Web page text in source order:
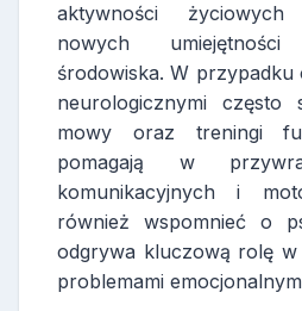
aktywności
nowych
środowiska. W przypadku
neurologicznymi często
mowy oraz treningi
pomagają w
komunikacyjnych i
również wspomnieć o
odgrywa kluczową rolę w
problemami